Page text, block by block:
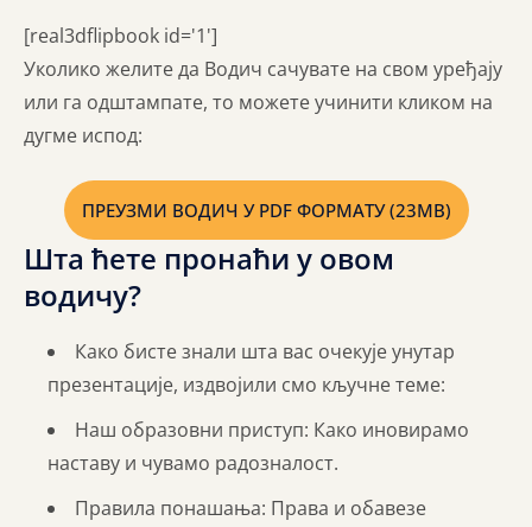
[real3dflipbook id='1']
Уколико желите да Водич сачувате на свом уређају
или га одштампате, то можете учинити кликом на
дугме испод:
ПРЕУЗМИ ВОДИЧ У PDF ФОРМАТУ (23MB)
Шта ћете пронаћи у овом
водичу?
Како бисте знали шта вас очекује унутар
презентације, издвојили смо кључне теме:
Наш образовни приступ: Како иновирамо
наставу и чувамо радозналост.
Правила понашања: Права и обавезе